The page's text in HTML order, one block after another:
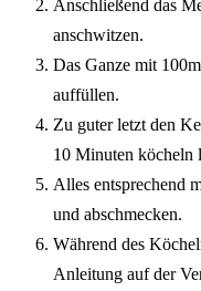
Anschließend das
anschwitzen.
Das Ganze mit
auffüllen.
Zu guter letzt den
10 Minuten köcheln
Alles entsprechend
und abschmecken.
Während des
Anleitung auf der